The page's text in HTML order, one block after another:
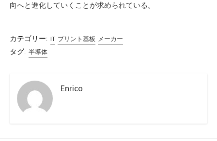
向へと進化していくことが求められている。
カテゴリー: IT プリント基板 メーカー
タグ: 半導体
Enrico